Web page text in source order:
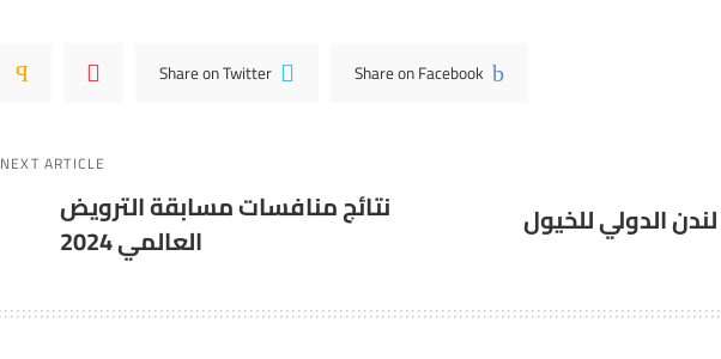
Share on Facebook
Share on Twitter
الدولي للخيول
NEXT ARTICLE
نتائج منافسات مسابقة الترويض
العالمي 2024